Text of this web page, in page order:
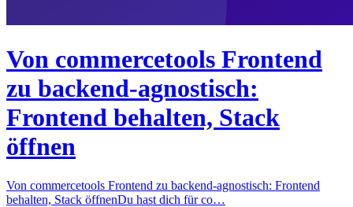
Von commercetools Frontend
zu backend-agnostisch:
Frontend behalten, Stack
öffnen
Von commercetools Frontend zu backend-agnostisch: Frontend
behalten, Stack öffnenDu hast dich für co…